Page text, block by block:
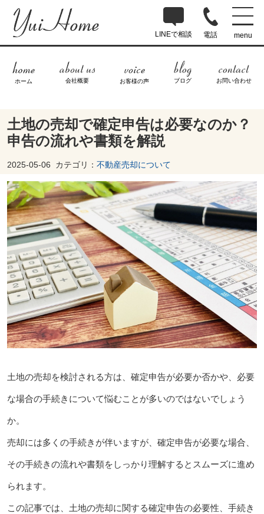
LINEで相談 電話 menu
ホーム 会社概要 お客様の声 ブログ お問い合わせ
土地の売却で確定申告は必要なのか？
申告の流れや書類を解説
2025-05-06 カテゴリ： 不動産売却について
土地の売却を検討される方は、確定申告が必要か否かや、必要
な場合の手続きについて悩むことが多いのではないでしょう
か。
売却には多くの手続きが伴いますが、確定申告が必要な場合、
その手続きの流れや書類をしっかり理解するとスムーズに進め
られます。
この記事では、土地の売却に関する確定申告の必要性、手続き